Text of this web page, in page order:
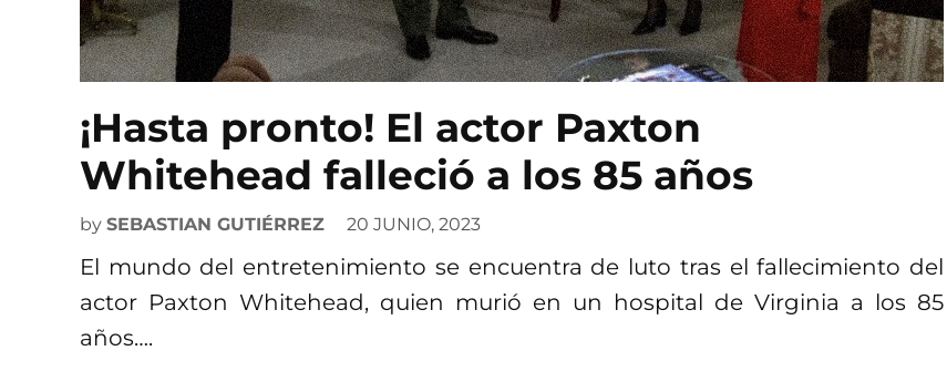
¡Hasta pronto! El actor Paxton
Whitehead falleció a los 85 años
by SEBASTIAN GUTIÉRREZ 20 JUNIO, 2023
El mundo del entretenimiento se encuentra de luto tras el fallecimiento del
actor Paxton Whitehead, quien murió en un hospital de Virginia a los 85
años….